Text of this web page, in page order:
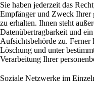
Sie haben jederzeit das
Empfänger und Zweck Ihrer
zu erhalten. Ihnen steht
Datenübertragbarkeit und
Aufsichtsbehörde zu.
Löschung und unter
Verarbeitung Ihrer
Soziale Netzwerke im